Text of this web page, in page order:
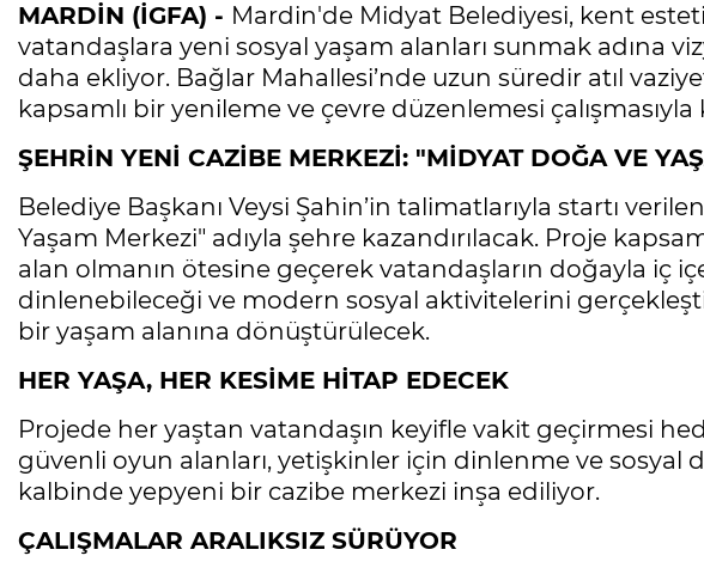
MARDİN (İGFA) - Mardin'de Midyat Belediyesi, kent
vatandaşlara yeni sosyal yaşam alanları sunmak adına
daha ekliyor. Bağlar Mahallesi’nde uzun süredir atıl
kapsamlı bir yenileme ve çevre düzenlemesi
ŞEHRİN YENİ CAZİBE MERKEZİ: "MİDYAT DOĞA VE
Belediye Başkanı Veysi Şahin’in talimatlarıyla startı
Yaşam Merkezi" adıyla şehre kazandırılacak. Proje
alan olmanın ötesine geçerek vatandaşların doğayla iç
dinlenebileceği ve modern sosyal aktivitelerini
bir yaşam alanına dönüştürülecek.
HER YAŞA, HER KESİME HİTAP EDECEK
Projede her yaştan vatandaşın keyifle vakit geçirmesi
güvenli oyun alanları, yetişkinler için dinlenme ve sosyal
kalbinde yepyeni bir cazibe merkezi inşa ediliyor.
ÇALIŞMALAR ARALIKSIZ SÜRÜYOR